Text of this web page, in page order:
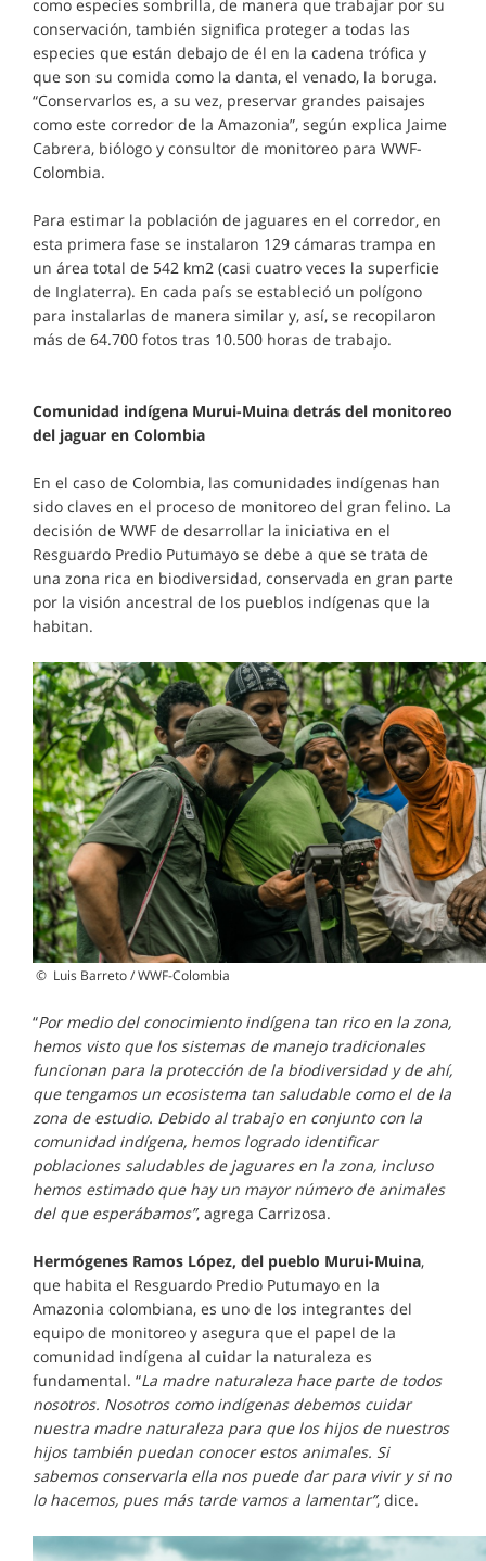
como especies sombrilla, de manera que trabajar por su
conservación, también significa proteger a todas las
especies que están debajo de él en la cadena trófica y
que son su comida como la danta, el venado, la boruga.
“Conservarlos es, a su vez, preservar grandes paisajes
como este corredor de la Amazonia”, según explica Jaime
Cabrera, biólogo y consultor de monitoreo para WWF-
Colombia.
Para estimar la población de jaguares en el corredor, en
esta primera fase se instalaron 129 cámaras trampa en
un área total de 542 km2 (casi cuatro veces la superficie
de Inglaterra). En cada país se estableció un polígono
para instalarlas de manera similar y, así, se recopilaron
más de 64.700 fotos tras 10.500 horas de trabajo.
Comunidad indígena Murui-Muina detrás del monitoreo
del jaguar en Colombia
En el caso de Colombia, las comunidades indígenas han
sido claves en el proceso de monitoreo del gran felino. La
decisión de WWF de desarrollar la iniciativa en el
Resguardo Predio Putumayo se debe a que se trata de
una zona rica en biodiversidad, conservada en gran parte
por la visión ancestral de los pueblos indígenas que la
habitan.
© Luis Barreto / WWF-Colombia
“Por medio del conocimiento indígena tan rico en la zona,
hemos visto que los sistemas de manejo tradicionales
funcionan para la protección de la biodiversidad y de ahí,
que tengamos un ecosistema tan saludable como el de la
zona de estudio. Debido al trabajo en conjunto con la
comunidad indígena, hemos logrado identificar
poblaciones saludables de jaguares en la zona, incluso
hemos estimado que hay un mayor número de animales
del que esperábamos”, agrega Carrizosa.
Hermógenes Ramos López, del pueblo Murui-Muina,
que habita el Resguardo Predio Putumayo en la
Amazonia colombiana, es uno de los integrantes del
equipo de monitoreo y asegura que el papel de la
comunidad indígena al cuidar la naturaleza es
fundamental. “La madre naturaleza hace parte de todos
nosotros. Nosotros como indígenas debemos cuidar
nuestra madre naturaleza para que los hijos de nuestros
hijos también puedan conocer estos animales. Si
sabemos conservarla ella nos puede dar para vivir y si no
lo hacemos, pues más tarde vamos a lamentar”, dice.